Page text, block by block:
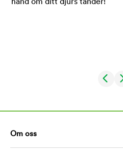
Om oss